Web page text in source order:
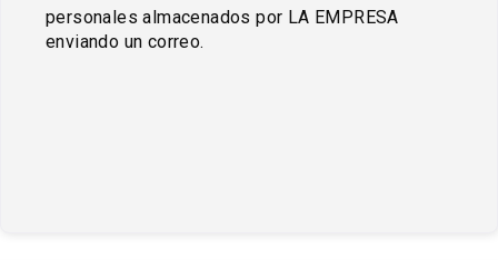
personales almacenados por LA EMPRESA
enviando un correo.